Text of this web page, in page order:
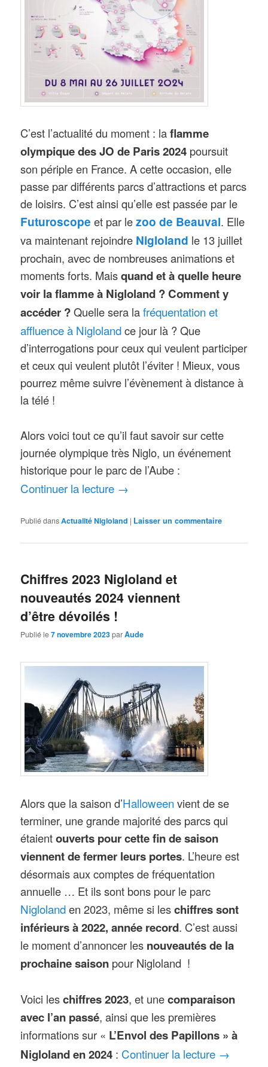
C’est l’actualité du moment : laflamme
olympique des JO de Paris 2024 poursuit
son périple en France. A cette occasion, elle
passe par différents parcs d’attractions et parcs
de loisirs. C’est ainsi qu’elle est passée par le
Futuroscope et par lezoo de Beauval. Elle
va maintenant rejoindre Nigloland le 13 juillet
prochain, avec de nombreuses animations et
moments forts. Maisquand et à quelle heure
voir la flamme à Nigloland ? Comment y
accéder ?Quelle sera lafréquentation et
affluence à Niglolandce jour là ? Que
d’interrogations pour ceux qui veulent participer
et ceux qui veulent plutôt l’éviter ! Mieux, vous
pourrez même suivre l’évènement à distance à
la télé !
Alors voici tout ce qu’il faut savoir sur cette
journée olympique très Niglo, un événement
historique pour le parc de l’Aube :
Continuer la lecture →
Publié dansActualité Nigloland | Laisser un commentaire
Chiffres 2023 Nigloland et
nouveautés 2024 viennent
d’être dévoilés !
Publié le7 novembre 2023parAude
Alors que la saison d’Halloweenvient de se
terminer, une grande majorité des parcs qui
étaientouverts pour cette fin de saison
viennent de fermer leurs portes. L’heure est
désormais aux comptes de fréquentation
annuelle … Et ils sont bons pour le parc
Niglolanden 2023, même si leschiffres sont
inférieurs à 2022, année record. C’est aussi
le moment d’annoncer les nouveautés de la
prochaine saison pour Nigloland !
Voici leschiffres 2023, et unecomparaison
avec l’an passé, ainsi que les premières
informations sur « L’Envol des Papillons » à
Nigloland en 2024 : Continuer la lecture →